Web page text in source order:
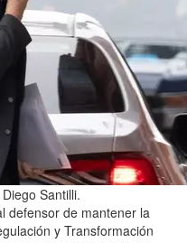
Santilli.
defensor de mantener la
y Transformación